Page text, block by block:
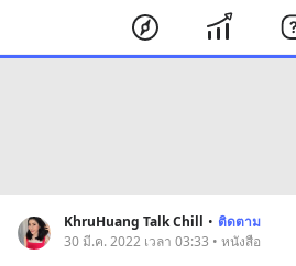
KhruHuang Talk Chill • ติดตาม
30 มี.ค. 2022 เวลา 03:33 • หนังสือ